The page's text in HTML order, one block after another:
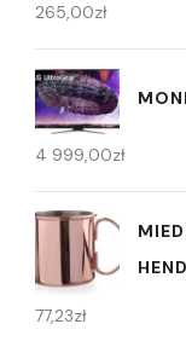
265,00zł
4 999,00zł
77,23zł